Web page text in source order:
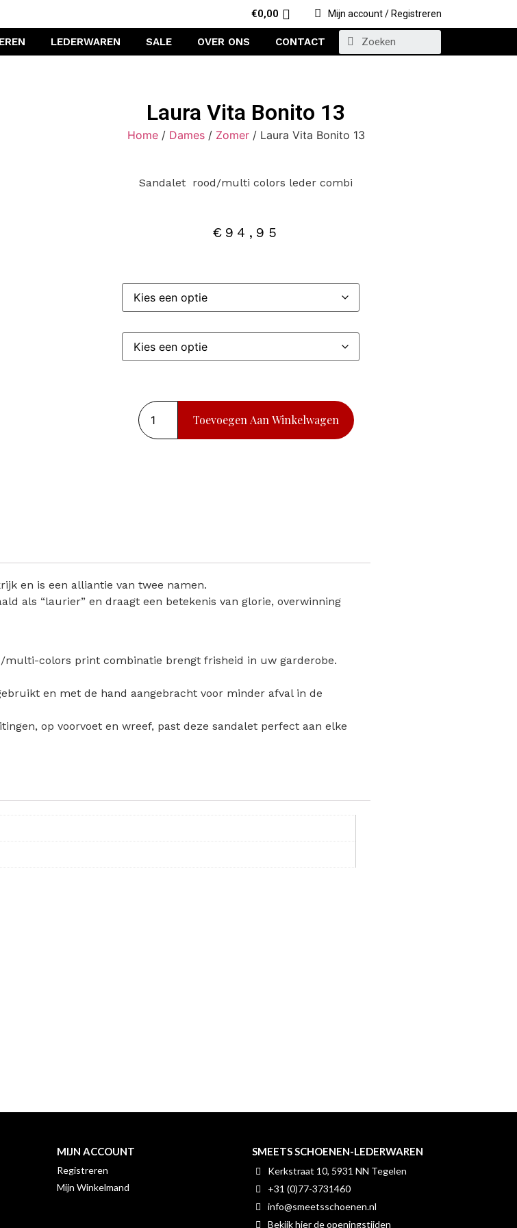
€0,00 Mijn account / Registreren
LEDERWAREN SALE OVER ONS CONTACT
Laura Vita Bonito 13
Home/ Dames/ Zomer/ Laura Vita Bonito 13
Sandalet rood/multi colors leder combi
€ 94,95
Toevoegen Aan Winkelwagen
en is een alliantie van twee namen.
als “laurier” en draagt een betekenis van glorie, overwinning
multi-colors print combinatie brengt frisheid in uw garderobe.
en met de hand aangebracht voor minder afval in de
op voorvoet en wreef, past deze sandalet perfect aan elke
MIJN ACCOUNT
Registreren
Mijn Winkelmand
SMEETS SCHOENEN-LEDERWAREN
Kerkstraat 10, 5931 NN Tegelen
+31 (0)77-3731460
info@smeetsschoenen.nl
Bekijk hier de openingstijden